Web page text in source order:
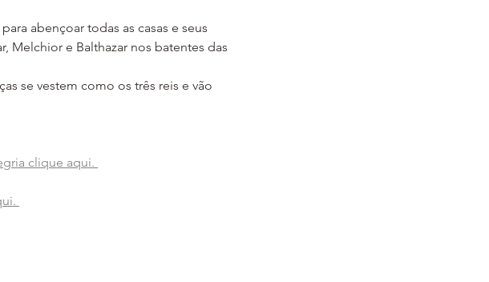
abençoar todas as casas e seus
Melchior e Balthazar nos batentes das
se vestem como os três reis e vão
clique aqui.